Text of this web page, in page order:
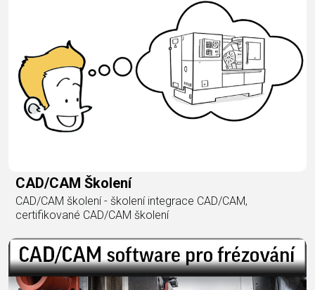
CAD/CAM Školení
CAD/CAM školení - školení integrace CAD/CAM,
certifikované CAD/CAM školení